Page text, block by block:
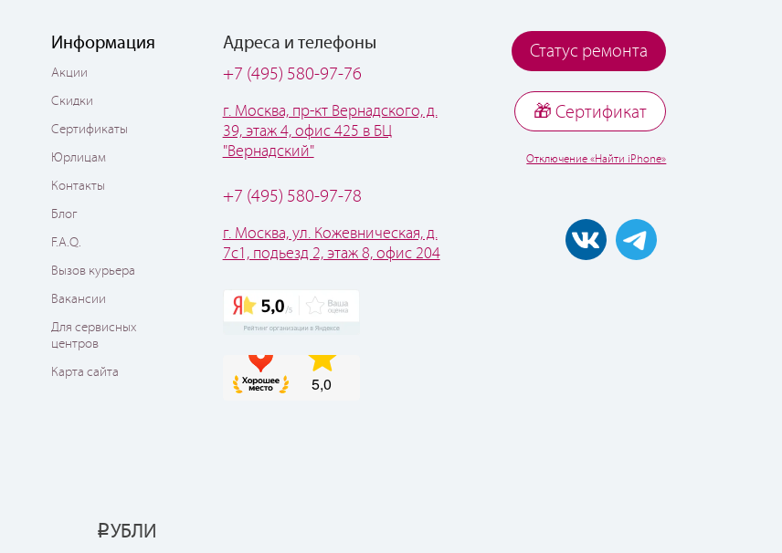
Информация
Акции
Скидки
Сертификаты
Юрлицам
Контакты
Блог
F.A.Q.
Вызов курьера
Вакансии
Для сервисных
центров
Карта сайта
Адреса и телефоны
+7 (495) 580-97-76
г. Москва, пр-кт Вернадского, д.
39, этаж 4, офис 425 в БЦ
"Вернадский"
+7 (495) 580-97-78
г. Москва, ул. Кожевническая, д.
7с1, подьезд 2, этаж 8, офис 204
Статус ремонта
🎁 Cертификат
Отключение «Найти iPhone»
РУБЛИ